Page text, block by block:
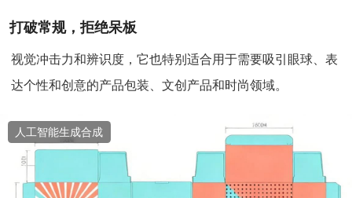
打破常规，拒绝呆板
视觉冲击力和辨识度，它也特别适合用于需要吸引眼球、表
达个性和创意的产品包装、文创产品和时尚领域。
人工智能生成合成